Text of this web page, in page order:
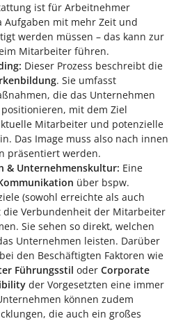
ist für Arbeitnehmer
mit mehr Zeit und
werden müssen – das kann zur
Mitarbeiter führen.
Dieser Prozess beschreibt die
. Sie umfasst
die das Unternehmen
mit dem Ziel
Mitarbeiter und potenzielle
Das Image muss also nach innen
präsentiert werden.
& Unternehmenskultur: Eine
über bspw.
(sowohl erreichte als auch
die Verbundenheit der Mitarbeiter
Sie sehen so direkt, welchen
Unternehmen leisten. Darüber
den Beschäftigten Faktoren wie
Führungsstil oder Corporate
der Vorgesetzten eine immer
können zudem
die auch ein großes